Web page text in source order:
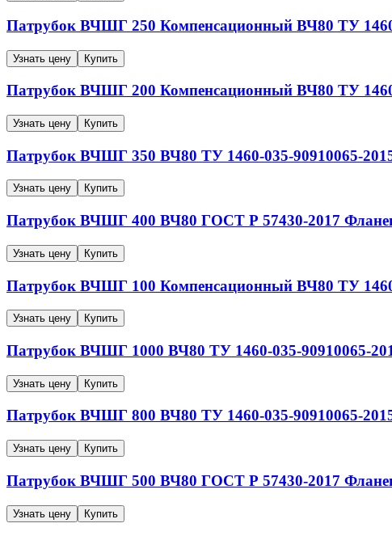
Патрубок ВЧШГ 250 Компенсационный ВЧ80 ТУ
Узнать цену Купить
Патрубок ВЧШГ 200 Компенсационный ВЧ80 ТУ
Узнать цену Купить
Патрубок ВЧШГ 350 ВЧ80 ТУ 1460-035-90910065-
Узнать цену Купить
Патрубок ВЧШГ 400 ВЧ80 ГОСТ Р 57430-2017
Узнать цену Купить
Патрубок ВЧШГ 100 Компенсационный ВЧ80 ТУ
Узнать цену Купить
Патрубок ВЧШГ 1000 ВЧ80 ТУ 1460-035-90910065-
Узнать цену Купить
Патрубок ВЧШГ 800 ВЧ80 ТУ 1460-035-90910065-
Узнать цену Купить
Патрубок ВЧШГ 500 ВЧ80 ГОСТ Р 57430-2017
Узнать цену Купить